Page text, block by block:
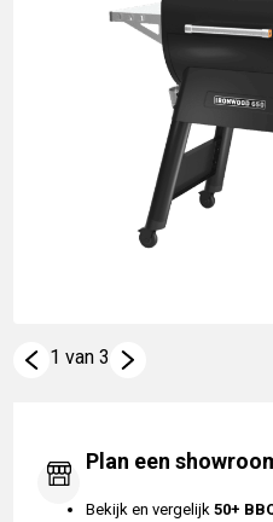
1 van 3
Plan een
Bekijk en vergelijk50+